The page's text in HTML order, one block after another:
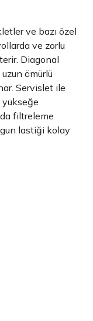
ve bazı özel
ve zorlu
Diagonal
uzun ömürlü
Servislet ile
filtreleme
lastiği kolay